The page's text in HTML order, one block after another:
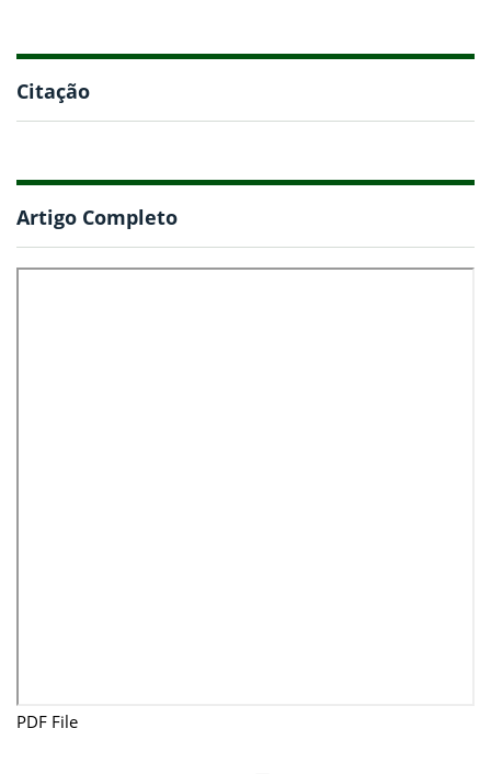
Citação
Artigo Completo
PDF File